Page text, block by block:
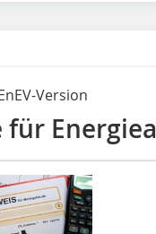
Version
für